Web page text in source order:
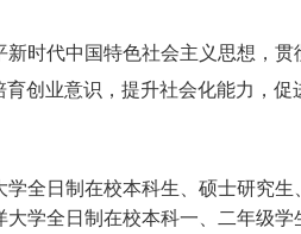
新时代中国特色社会主义思想，
创业意识，提升社会化能力，
全日制在校本科生、硕士研究生
学全日制在校本科一、二年级学